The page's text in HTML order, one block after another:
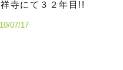
寺にて３２年目!!
07/17